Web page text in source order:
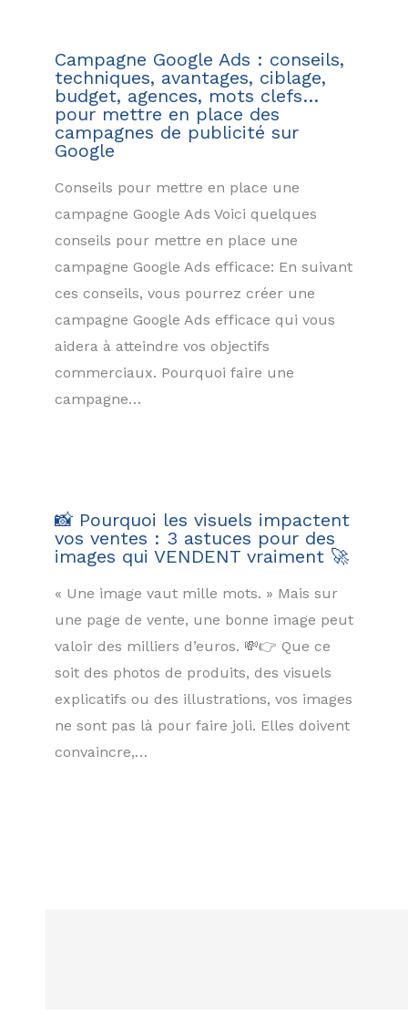
Campagne Google Ads : conseils,
techniques, avantages, ciblage,
budget, agences, mots clefs…
pour mettre en place des
campagnes de publicité sur
Google
Conseils pour mettre en place une
campagne Google Ads Voici quelques
conseils pour mettre en place une
campagne Google Ads efficace: En suivant
ces conseils, vous pourrez créer une
campagne Google Ads efficace qui vous
aidera à atteindre vos objectifs
commerciaux. Pourquoi faire une
campagne…
📸 Pourquoi les visuels impactent
vos ventes : 3 astuces pour des
images qui VENDENT vraiment 🚀
« Une image vaut mille mots. » Mais sur
une page de vente, une bonne image peut
valoir des milliers d’euros. 💸👉 Que ce
soit des photos de produits, des visuels
explicatifs ou des illustrations, vos images
ne sont pas là pour faire joli. Elles doivent
convaincre,…